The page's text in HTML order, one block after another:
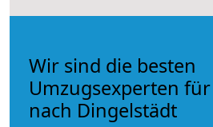
Wir sind die besten
Umzugsexperten
nach Dingelstädt